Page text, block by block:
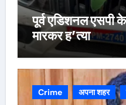
पूर्व एडिशनल एसपी
मारकर ह’त्या
Crime अपना शहर